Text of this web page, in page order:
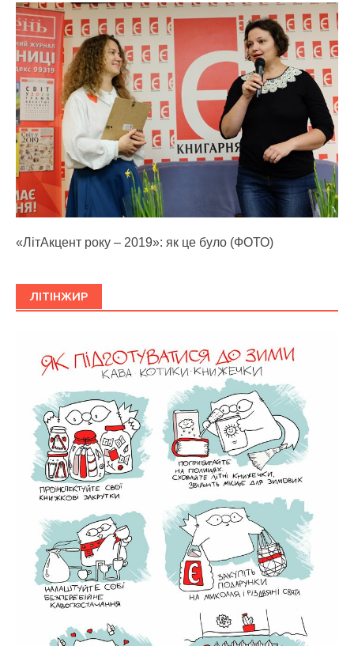
«ЛітАкцент року – 2019»: як це було (ФОТО)
ЛІТІНЖИР